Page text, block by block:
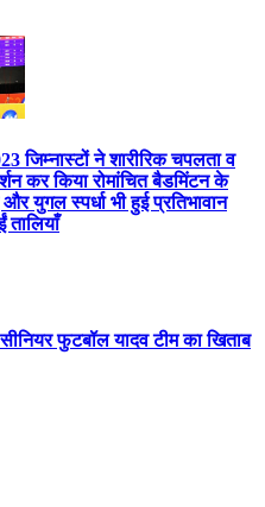
जिम्नास्टों ने शारीरिक चपलता व
कर किया रोमांचित बैडमिंटन के
युगल स्पर्धा भी हुई प्रतिभावान
सीनियर फुटबॉल यादव टीम का खिताब